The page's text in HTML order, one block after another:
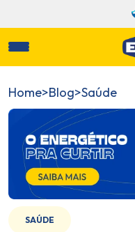
Home>Blog>Saúde
SAÚDE